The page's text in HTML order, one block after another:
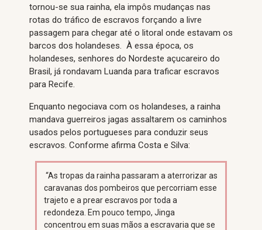
tornou-se sua rainha, ela impôs mudanças nas
rotas do tráfico de escravos forçando a livre
passagem para chegar até o litoral onde estavam os
barcos dos holandeses. À essa época, os
holandeses, senhores do Nordeste açucareiro do
Brasil, já rondavam Luanda para traficar escravos
para Recife.
Enquanto negociava com os holandeses, a rainha
mandava guerreiros jagas assaltarem os caminhos
usados pelos portugueses para conduzir seus
escravos. Conforme afirma Costa e Silva:
“As tropas da rainha passaram a aterrorizar as
caravanas dos pombeiros que percorriam esse
trajeto e a prear escravos por toda a
redondeza. Em pouco tempo, Jinga
concentrou em suas mãos a escravaria que se